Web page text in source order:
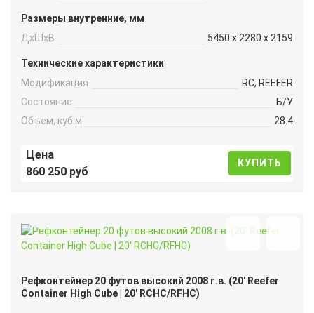
Размеры внутренние, мм
ДxШxВ
5450 x 2280 x 2159
Технические характеристики
Модификация
RC, REEFER
Состояние
Б/У
Объем, куб.м
28.4
Цена
860 250 руб
КУПИТЬ
Рефконтейнер 20 футов высокий 2008 г.в. (20′ Reefer
Container High Cube | 20′ RCHC/RFHC)